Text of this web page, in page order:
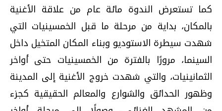
كما تستعرض الندوة مائة عام من علاقة الأغنية
بالمكان، بداية من مرحلة ما قبل الخمسينيات التي
شهدت سيطرة الاستوديو وبناء المكان المتخيل داخل
السينما، مرورًا بالفترة من الخمسينيات حتى أواخر
الثمانينيات، والتي شهدت خروج الأغنية إلى المدينة
وظهور الحدائق والشوارع والمعالم الحقيقية كجزء